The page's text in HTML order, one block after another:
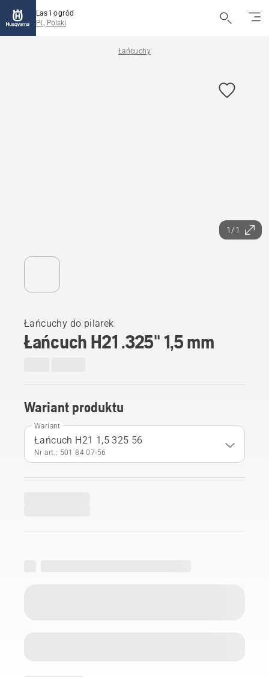
Las i ogród
PL, Polski
Łańcuchy
1/1
Łańcuchy do pilarek
Łańcuch H21 .325" 1,5 mm
Wariant produktu
Wariant
Łańcuch H21 1,5 325 56
Nr art.: 501 84 07‑56